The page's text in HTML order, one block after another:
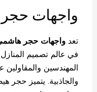
واجهات
تعد واجهات حجر
في عالم تصميم المنازل
المهندسين
والجاذبية. يتميز حجر